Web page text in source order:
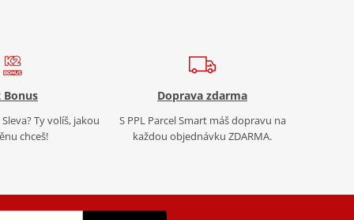
Bonus
Ty volíš, jakou
chceš!
Doprava zdarma
S PPL Parcel Smart máš dopravu na
každou objednávku ZDARMA.